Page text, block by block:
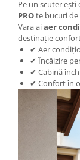
Acceleratii
Acumulatori
Anvelope si
Controllere
Display / Bord
Piese grupate
Huse / Parbrize
Pe un scuter ești
PROte bucuri
Vara aiaer
destinație
✔ Aer
✔ Încălzire
✔ Cabină
✔ Confort în